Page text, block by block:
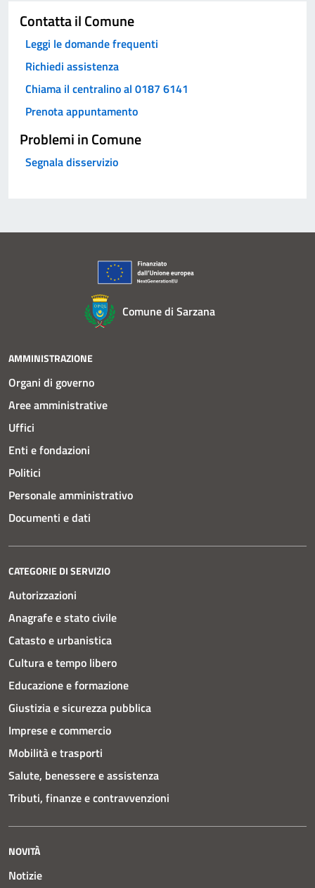
Contatta il Comune
Leggi le domande frequenti
Richiedi assistenza
Chiama il centralino al 0187 6141
Prenota appuntamento
Problemi in Comune
Segnala disservizio
Comune di Sarzana
AMMINISTRAZIONE
Organi di governo
Aree amministrative
Uffici
Enti e fondazioni
Politici
Personale amministrativo
Documenti e dati
CATEGORIE DI SERVIZIO
Autorizzazioni
Anagrafe e stato civile
Catasto e urbanistica
Cultura e tempo libero
Educazione e formazione
Giustizia e sicurezza pubblica
Imprese e commercio
Mobilità e trasporti
Salute, benessere e assistenza
Tributi, finanze e contravvenzioni
NOVITÀ
Notizie